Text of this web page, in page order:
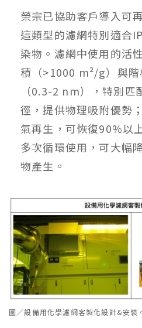
榮宗已協助客戶導入可
這類型的濾網特別適合
染物。濾網中使用的活
積（>1000 m²/g）與
（0.3-2 nm），特別匹
徑，提供物理吸附優勢
氣再生，可恢復90%以
多次循環使用，可大幅
物產生。
圖／設備用化學濾網客製化設計&安裝